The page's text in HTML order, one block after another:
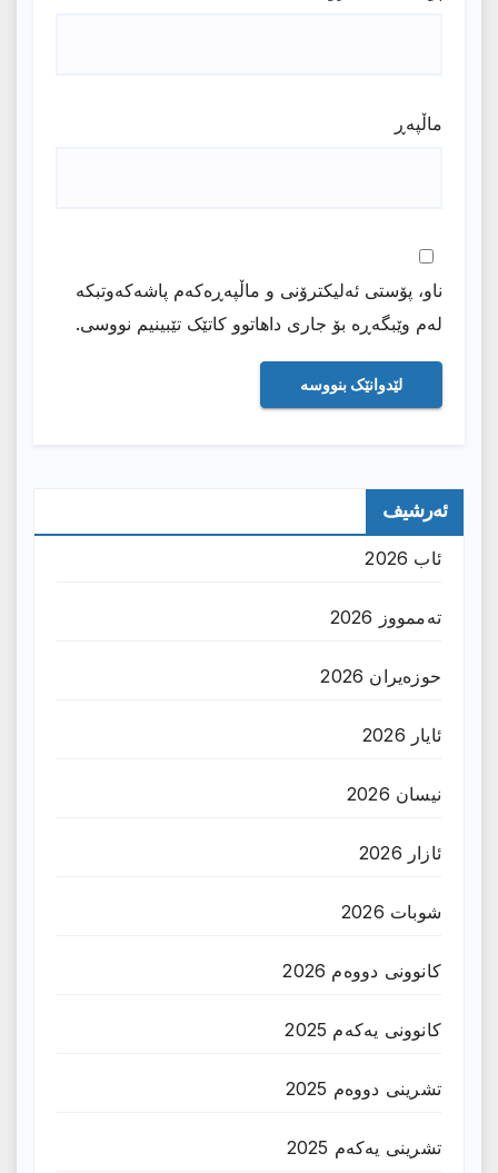
ماڵپه‌ڕ
ناو، پۆستی ئەلیکترۆنی و ماڵپەڕەکەم پاشەکەوتبکە
لەم وێبگەڕە بۆ جاری داهاتوو کاتێک تێبینیم نووسی.
ئەرشیف
ئاب 2026
تەممووز 2026
حوزه‌یران 2026
ئایار 2026
نیسان 2026
ئازار 2026
شوبات 2026
کانوونی دووەم 2026
کانوونی یەکەم 2025
تشرینی دووەم 2025
تشرینی یەکەم 2025